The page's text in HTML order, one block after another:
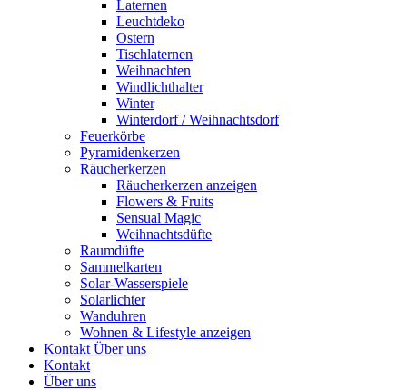
Laternen
Leuchtdeko
Ostern
Tischlaternen
Weihnachten
Windlichthalter
Winter
Winterdorf / Weihnachtsdorf
Feuerkörbe
Pyramidenkerzen
Räucherkerzen
Räucherkerzen anzeigen
Flowers & Fruits
Sensual Magic
Weihnachtsdüfte
Raumdüfte
Sammelkarten
Solar-Wasserspiele
Solarlichter
Wanduhren
Wohnen & Lifestyle anzeigen
Kontakt Über uns
Kontakt
Über uns